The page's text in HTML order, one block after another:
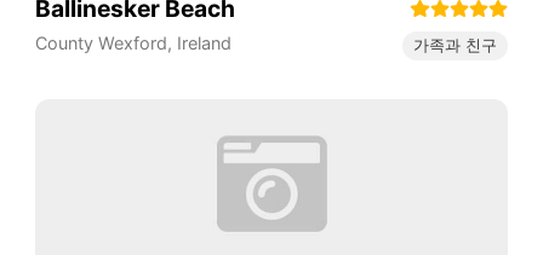
Ballinesker Beach
County Wexford, Ireland 가족과 친구